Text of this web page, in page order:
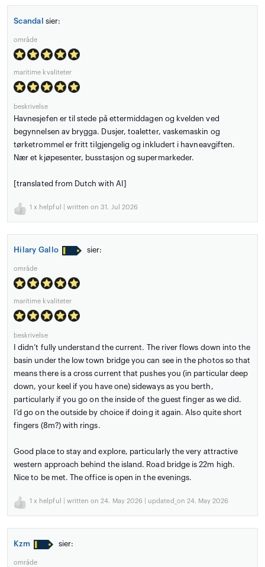
Scandal sier:
område
maritime kvaliteter
beskrivelse
Havnesjefen er til stede på ettermiddagen og kvelden ved
begynnelsen av brygga. Dusjer, toaletter, vaskemaskin og
tørketrommel er fritt tilgjengelig og inkludert i havneavgiften.
Nær et kjøpesenter, busstasjon og supermarkeder.
[translated from Dutch with AI]
1 x helpful | written on 31. Jul 2026
Hilary Gallo sier:
område
maritime kvaliteter
beskrivelse
I didn’t fully understand the current. The river flows down into the
basin under the low town bridge you can see in the photos so that
means there is a cross current that pushes you (in particular deep
down, your keel if you have one) sideways as you berth,
particularly if you go on the inside of the guest finger as we did.
I’d go on the outside by choice if doing it again. Also quite short
fingers (8m?) with rings.
Good place to stay and explore, particularly the very attractive
western approach behind the island. Road bridge is 22m high.
Nice to be met. The office is open in the evenings.
1 x helpful | written on 24. May 2026 | updated_on 24. May 2026
Kzm sier:
område